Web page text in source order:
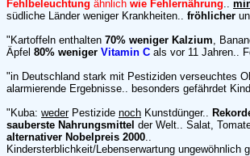
Fehlbeleuchtung ähnlich wie Fehlernährung..
südliche Länder weniger Krankheiten.. fröhlicher
"Kartoffeln enthalten 70% weniger Kalzium,
Äpfel 80% weniger Vitamin C als vor 11 Jahren..
"in Deutschland stark mit Pestiziden verseuchtes
alarmierende Ergebnisse.. besonders gefährdet
"Kuba: wederPestizide noch Kunstdünger..
sauberste Nahrungsmittel der Welt.. Salat,
alternativer Nobelpreis 2000..
Kindersterblichkeit/Lebenserwartung ungewöhnlich